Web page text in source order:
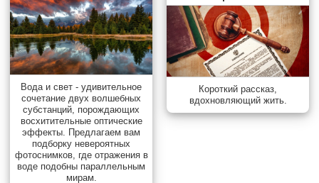
Вода и свет - удивительное
сочетание двух волшебных
субстанций, порождающих
восхитительные оптические
эффекты. Предлагаем вам
подборку невероятных
фотоснимков, где отражения в
воде подобны параллельным
мирам.
Короткий рассказ,
вдохновляющий жить.